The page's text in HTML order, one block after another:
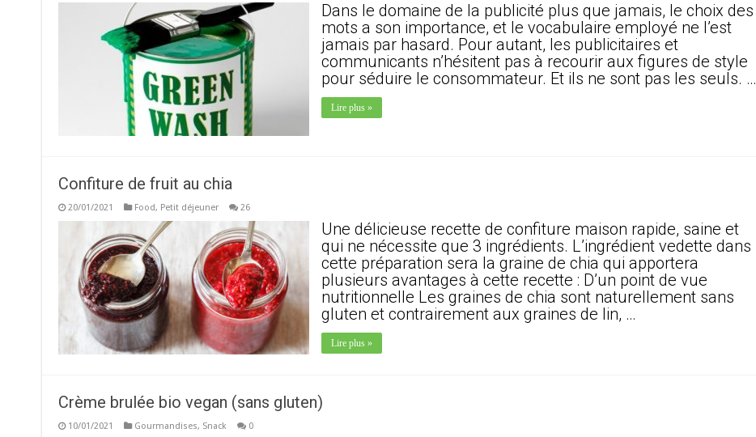
Dans le domaine de la publicité plus que jamais, le choix des
mots a son importance, et le vocabulaire employé ne l’est
jamais par hasard. Pour autant, les publicitaires et
communicants n’hésitent pas à recourir aux figures de style
pour séduire le consommateur. Et ils ne sont pas les seuls. …
Lire plus »
Confiture de fruit au chia
20/01/2021 Food, Petit déjeuner 26
Une délicieuse recette de confiture maison rapide, saine et
qui ne nécessite que 3 ingrédients. L’ingrédient vedette dans
cette préparation sera la graine de chia qui apportera
plusieurs avantages à cette recette : D’un point de vue
nutritionnelle Les graines de chia sont naturellement sans
gluten et contrairement aux graines de lin, …
Lire plus »
Crème brulée bio vegan (sans gluten)
10/01/2021 Gourmandises, Snack 0